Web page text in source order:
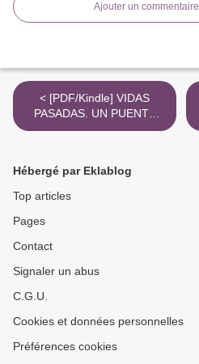
Ajouter un commentaire
< [PDF/Kindle] VIDAS
PASADAS. UN PUENTE
HACIA EL INCONSCIENTE
Hébergé par Eklablog
Top articles
Pages
Contact
Signaler un abus
C.G.U.
Cookies et données personnelles
Préférences cookies